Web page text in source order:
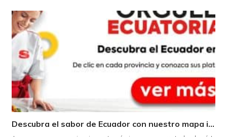
Descubra el sabor de Ecuador con nuestro mapa interactivo de recetas